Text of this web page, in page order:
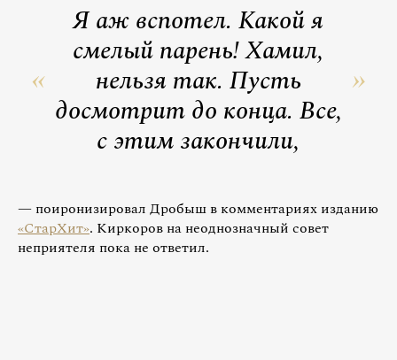
Я аж вспотел. Какой я
смелый парень! Хамил,
нельзя так. Пусть
досмотрит до конца. Все,
с этим закончили,
— поиронизировал Дробыш в комментариях изданию
«СтарХит». Киркоров на неоднозначный совет
неприятеля пока не ответил.